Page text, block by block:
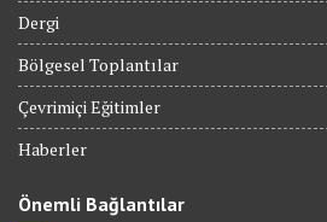
Dergi
Bölgesel Toplantılar
Çevrimiçi Eğitimler
Haberler
Önemli Bağlantılar